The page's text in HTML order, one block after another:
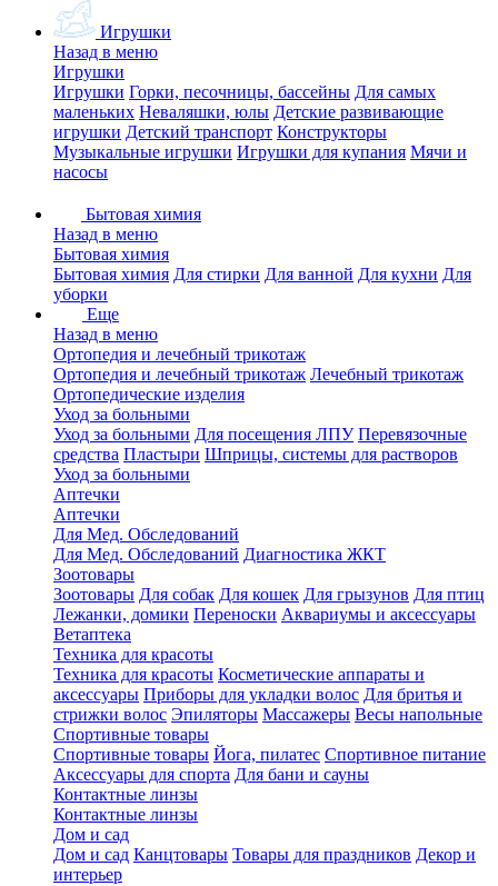
Игрушки
Назад в меню
Игрушки
Игрушки Горки, песочницы, бассейны Для самых
маленьких Неваляшки, юлы Детские развивающие
игрушки Детский транспорт Конструкторы
Музыкальные игрушки Игрушки для купания Мячи и
насосы
Бытовая химия
Назад в меню
Бытовая химия
Бытовая химия Для стирки Для ванной Для кухни Для
уборки
Еще
Назад в меню
Ортопедия и лечебный трикотаж
Ортопедия и лечебный трикотаж Лечебный трикотаж
Ортопедические изделия
Уход за больными
Уход за больными Для посещения ЛПУ Перевязочные
средства Пластыри Шприцы, системы для растворов
Уход за больными
Аптечки
Аптечки
Для Мед. Обследований
Для Мед. Обследований Диагностика ЖКТ
Зоотовары
Зоотовары Для собак Для кошек Для грызунов Для птиц
Лежанки, домики Переноски Аквариумы и аксессуары
Ветаптека
Техника для красоты
Техника для красоты Косметические аппараты и
аксессуары Приборы для укладки волос Для бритья и
стрижки волос Эпиляторы Массажеры Весы напольные
Спортивные товары
Спортивные товары Йога, пилатес Спортивное питание
Аксессуары для спорта Для бани и сауны
Контактные линзы
Контактные линзы
Дом и сад
Дом и сад Канцтовары Товары для праздников Декор и
интерьер